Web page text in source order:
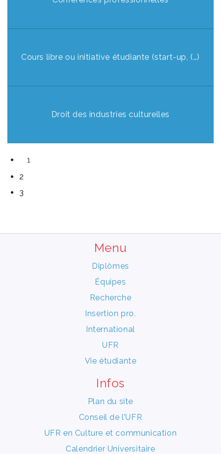
Cours libre ou initiative étudiante (start-up, (…)
Droit des industries culturelles
1
2
3
Menu
Diplômes
Équipes
Recherche
Insertion pro.
International
UFR
Vie étudiante
Infos
Plan du site
Conseil de l’UFR
UFR en Culture et communication
Calendrier Universitaire